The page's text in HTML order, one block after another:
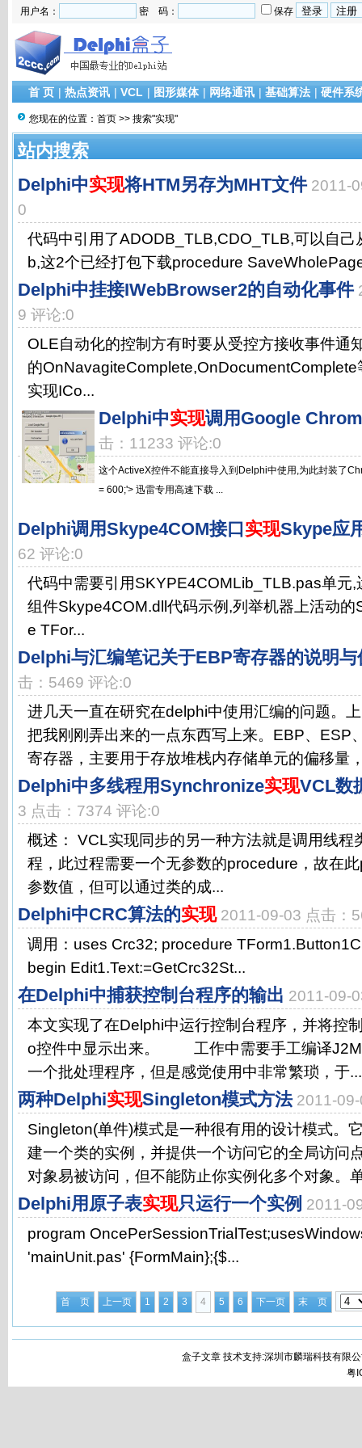
用户名： 密 码： 保存
首 页 | 热点资讯 | VCL | 图形媒体 | 网络通讯 | 基础算法 | 硬件系
您现在的位置： 首页 >> 搜索"实现"
站内搜索
Delphi中实现将HTM另存为MHT文件 2011-
0
代码中引用了ADODB_TLB,CDO_TLB,可以自己
b,这2个已经打包下载procedure
Delphi中挂接IWebBrowser2的自动化事件
9 评论:0
OLE自动化的控制方有时要从受控方接收事件通
的
实现ICo...
Delphi中实现调用Google
击：11233 评论:0
这个ActiveX控件不能直接导入到Delphi中使用,为此封装了
= 600;'> 迅雷专用高速下载 ...
Delphi调用Skype4COM接口实现Skype应
62 评论:0
代码中需要引用SKYPE4COMLib_TLB.pas单元,
组件Skype4COM.dll代码示例,列举机器上活动
e TFor...
Delphi与汇编笔记关于EBP寄存器的说明与
击：5469 评论:0
进几天一直在研究在delphi中使用汇编的问题。
把我刚刚弄出来的一点东西写上来。EBP、ESP
寄存器，主要用于存放堆栈内存储单元的偏移量
Delphi中多线程用Synchronize实现VCL数
3 点击：7374 评论:0
概述： VCL实现同步的另一种方法就是调用线程
程，此过程需要一个无参数的procedure，故在
参数值，但可以通过类的成...
Delphi中CRC算法的实现 2011-09-03 点击：
调用：uses Crc32; procedure
begin Edit1.Text:=GetCrc32St...
在Delphi中捕获控制台程序的输出 2011-09-
本文实现了在Delphi中运行控制台程序，并将控
o控件中显示出来。 工作中需要手工编译
一个批处理程序，但是感觉使用中非常繁琐，于...
两种Delphi实现Singleton模式方法 2011-
Singleton(单件)模式是一种很有用的设计模式。
建一个类的实例，并提供一个访问它的全局访问
对象易被访问，但不能防止你实例化多个对象。
Delphi用原子表实现只运行一个实例 2011-
program
'mainUnit.pas' {FormMain};{$...
首 页 上一页 1 2 3 4 5 6 下一页 末 页
盒子文章 技术支持:深圳市麟瑞科技有限
粤